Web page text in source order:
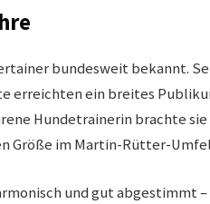
bundesweit bekannt.
erreichten ein breites
Hundetrainerin brachte sie
Größe im Martin-Rütter-
und gut abgestimmt